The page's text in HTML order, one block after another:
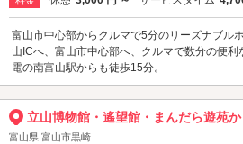
富山市中心部からクルマで5分のリーズナブル
山ICへ、富山市中心部へ、クルマで数分の便
電の南富山駅からも徒歩15分。
立山博物館・遙望館・まんだら遊苑
富山県 富山市黒崎